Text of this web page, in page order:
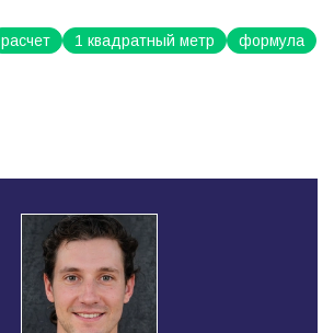
расчет 1 квадратный метр
формула